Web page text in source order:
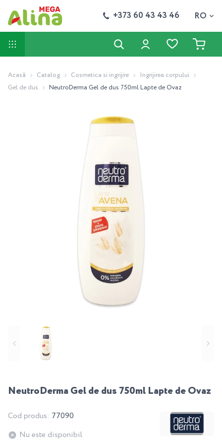
+373 60 43 43 46 RO
Acasă Catalog Cosmetica si ingrijire
Ingrijirea corpului
Gel de dus
NeutroDerma Gel de dus 750ml Lapte de Ovaz
NeutroDerma Gel de dus 750ml Lapte de Ovaz
Cod produs: 77090
Nu este disponibil